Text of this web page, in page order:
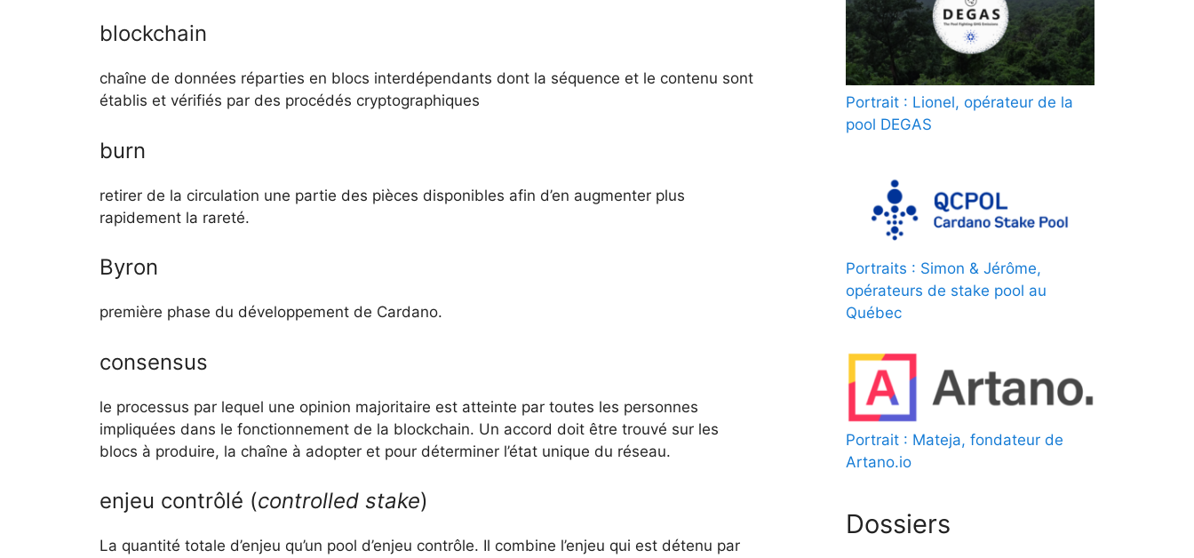
blockchain
chaîne de données réparties en blocs interdépendants dont la séquence et le contenu sont
établis et vérifiés par des procédés cryptographiques
burn
retirer de la circulation une partie des pièces disponibles afin d’en augmenter plus
rapidement la rareté.
Byron
première phase du développement de Cardano.
consensus
le processus par lequel une opinion majoritaire est atteinte par toutes les personnes
impliquées dans le fonctionnement de la blockchain. Un accord doit être trouvé sur les
blocs à produire, la chaîne à adopter et pour déterminer l’état unique du réseau.
enjeu contrôlé (controlled stake)
La quantité totale d’enjeu qu’un pool d’enjeu contrôle. Il combine l’enjeu qui est détenu par
Portrait : Lionel, opérateur de la
pool DEGAS
Portraits : Simon & Jérôme,
opérateurs de stake pool au
Québec
Portrait : Mateja, fondateur de
Artano.io
Dossiers